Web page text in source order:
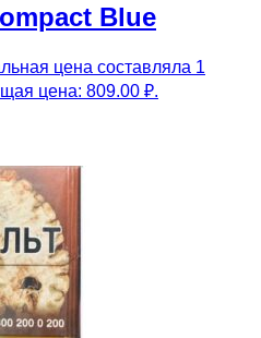
Blue
цена составляла 1
цена: 809.00 ₽.